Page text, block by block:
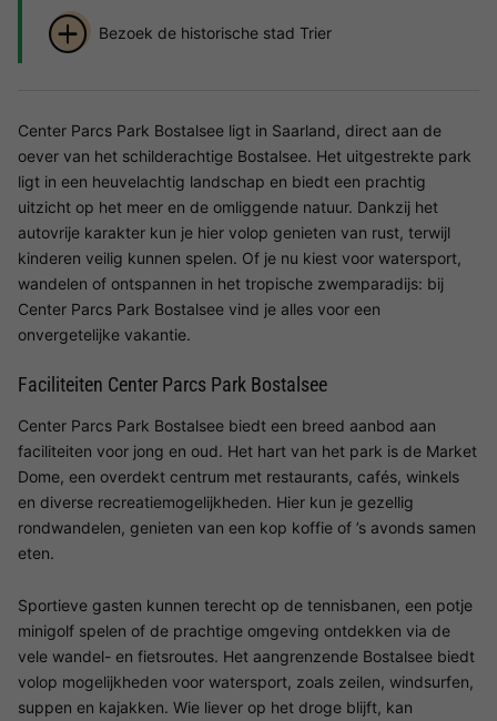
Bezoek de historische stad Trier
Center Parcs Park Bostalsee ligt in Saarland, direct aan de
oever van het schilderachtige Bostalsee. Het uitgestrekte park
ligt in een heuvelachtig landschap en biedt een prachtig
uitzicht op het meer en de omliggende natuur. Dankzij het
autovrije karakter kun je hier volop genieten van rust, terwijl
kinderen veilig kunnen spelen. Of je nu kiest voor watersport,
wandelen of ontspannen in het tropische zwemparadijs: bij
Center Parcs Park Bostalsee vind je alles voor een
onvergetelijke vakantie.
Faciliteiten Center Parcs Park Bostalsee
Center Parcs Park Bostalsee biedt een breed aanbod aan
faciliteiten voor jong en oud. Het hart van het park is de Market
Dome, een overdekt centrum met restaurants, cafés, winkels
en diverse recreatiemogelijkheden. Hier kun je gezellig
rondwandelen, genieten van een kop koffie of ’s avonds samen
eten.
Sportieve gasten kunnen terecht op de tennisbanen, een potje
minigolf spelen of de prachtige omgeving ontdekken via de
vele wandel- en fietsroutes. Het aangrenzende Bostalsee biedt
volop mogelijkheden voor watersport, zoals zeilen, windsurfen,
suppen en kajakken. Wie liever op het droge blijft, kan